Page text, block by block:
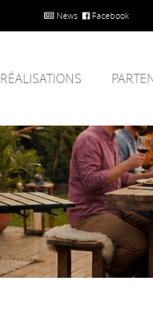
News Facebook
RÉALISATIONS